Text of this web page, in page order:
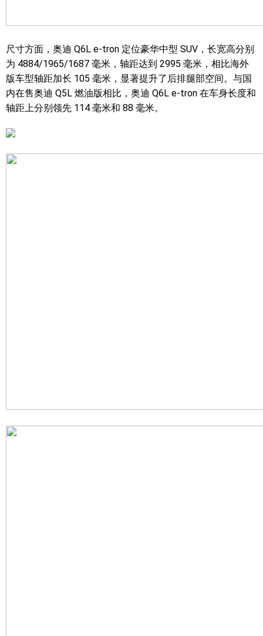
尺寸方面，奥迪 Q6L e-tron 定位豪华中型 SUV，长宽高分别
为 4884/1965/1687 毫米，轴距达到 2995 毫米，相比海外
版车型轴距加长 105 毫米，显著提升了后排腿部空间。与国
内在售奥迪 Q5L 燃油版相比，奥迪 Q6L e-tron 在车身长度和
轴距上分别领先 114 毫米和 88 毫米。